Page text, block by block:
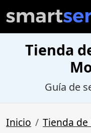
Tienda
Guía de
Inicio Tienda de